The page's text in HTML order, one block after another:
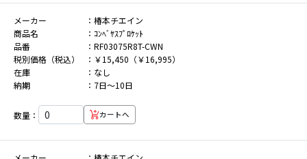
メーカー
椿本チエイン
商品名
ｺﾝﾍﾞﾔｽﾌﾟﾛｹｯﾄ
品番
RF03075R8T-CWN
税別価格（税込）
￥15,450（￥16,995）
在庫
なし
納期
7日～10日
数量： カートへ